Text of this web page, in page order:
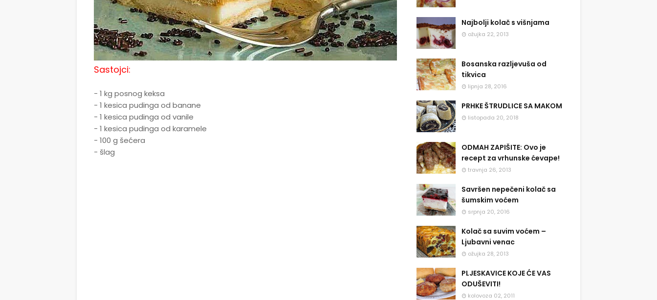
Sastojci:
- 1 kg posnog keksa
- 1 kesica pudinga od banane
- 1 kesica pudinga od vanile
- 1 kesica pudinga od karamele
- 100 g šećera
- šlag
Najbolji kolač s višnjama
ožujka 22, 2013
Bosanska razljevuša od
tikvica
lipnja 28, 2016
PRHKE ŠTRUDLICE SA MAKOM
listopada 20, 2018
ODMAH ZAPIŠITE: Ovo je
recept za vrhunske ćevape!
travnja 26, 2013
Savršen nepečeni kolač sa
šumskim voćem
srpnja 20, 2016
Kolač sa suvim voćem –
Ljubavni venac
ožujka 28, 2013
PLJESKAVICE KOJE ĆE VAS
ODUŠEVITI!
kolovoza 02, 2011